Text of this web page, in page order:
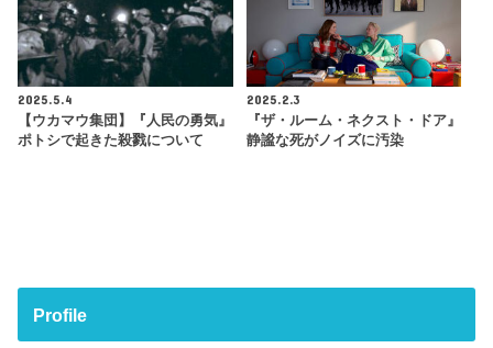
2025.5.4
【ウカマウ集団】『人民の勇気』
ポトシで起きた殺戮について
2025.2.3
『ザ・ルーム・ネクスト・ドア』
静謐な死がノイズに汚染
Profile